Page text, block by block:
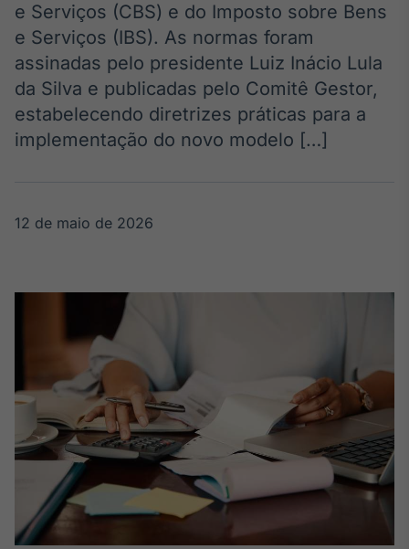
Broadcast
Político
Os bastidores da
política em
tempo real
Soluções de Dados
e Conteúdos
Broadcast
Plataforma para
ativos
e Serviços (CBS) e do Imposto sobre Bens
e Serviços (IBS). As normas foram
assinadas pelo presidente Luiz Inácio Lula
da Silva e publicadas pelo Comitê Gestor,
estabelecendo diretrizes práticas para a
implementação do novo modelo […]
12 de maio de 2026